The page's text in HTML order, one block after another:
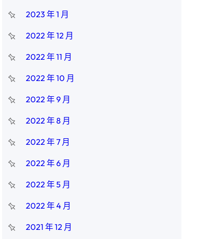
2023 年 1 月
2022 年 12 月
2022 年 11 月
2022 年 10 月
2022 年 9 月
2022 年 8 月
2022 年 7 月
2022 年 6 月
2022 年 5 月
2022 年 4 月
2021 年 12 月